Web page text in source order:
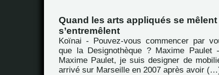
Quand les arts appliqués se mêlent
s’entremêlent
Koïnai - Pouvez-vous commencer par
que la Designothèque ? Maxime Paulet
Maxime Paulet, je suis designer de
arrivé sur Marseille en 2007 après avoir